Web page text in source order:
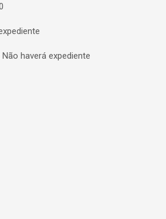
Não haverá expediente